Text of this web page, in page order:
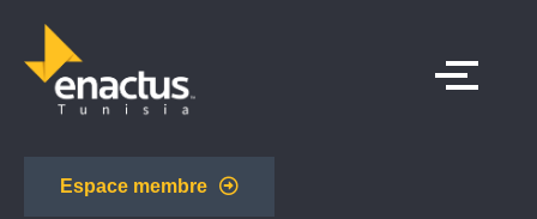
Espace membre